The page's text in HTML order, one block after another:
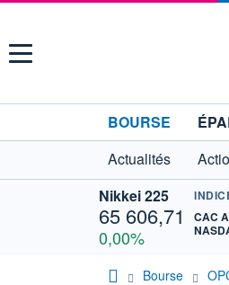
Menu
BOURSE
Actualités
Nikkei 225
65 606,71
0,00%
CAC
Bourse